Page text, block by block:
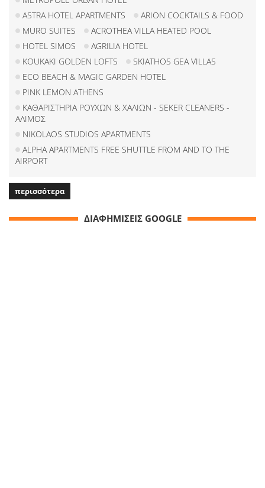
ASTRA HOTEL APARTMENTS
ARION COCKTAILS & FOOD
MURO SUITES
ACROTHEA VILLA HEATED POOL
HOTEL SIMOS
AGRILIA HOTEL
KOUKAKI GOLDEN LOFTS
SKIATHOS GEA VILLAS
ECO BEACH & MAGIC GARDEN HOTEL
PINK LEMON ATHENS
ΚΑΘΑΡΙΣΤΗΡΙΑ ΡΟΥΧΩΝ & ΧΑΛΙΩΝ - SEKER CLEANERS -
ΑΛΙΜΟΣ
NIKOLAOS STUDIOS APARTMENTS
ALPHA APARTMENTS FREE SHUTTLE FROM AND TO THE
AIRPORT
περισσότερα
ΔΙΑΦΗΜΙΣΕΙΣ GOOGLE